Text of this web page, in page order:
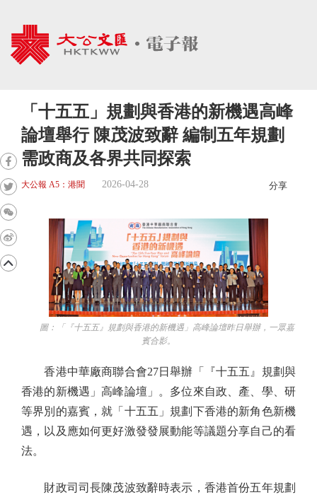
「十五五」規劃與香港的新機遇高峰
論壇舉行 陳茂波致辭 編制五年規劃
需政商及各界共同探索
大公報 A5：港聞 2026-04-28 分享
圖：「『十五五』規劃與香港的新機遇」高峰論壇昨日舉辦，一眾嘉
賓合影。
香港中華廠商聯合會27日舉辦「『十五五』規劃與
香港的新機遇」高峰論壇」。多位來自政、產、學、研
等界別的嘉賓，就「十五五」規劃下香港的新角色新機
遇，以及應如何更好激發發展動能等議題分享自己的看
法。
財政司司長陳茂波致辭時表示，香港首份五年規劃